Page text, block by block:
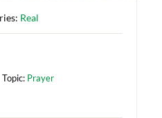
Real
Topic: Prayer